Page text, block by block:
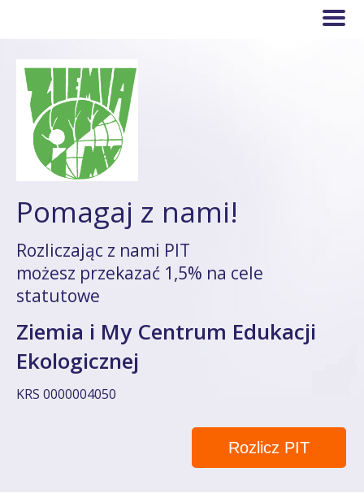
Pomagaj z nami!
Rozliczając z nami PIT
możesz przekazać 1,5% na cele
statutowe
Ziemia i My Centrum Edukacji
Ekologicznej
KRS 0000004050
Rozlicz PIT